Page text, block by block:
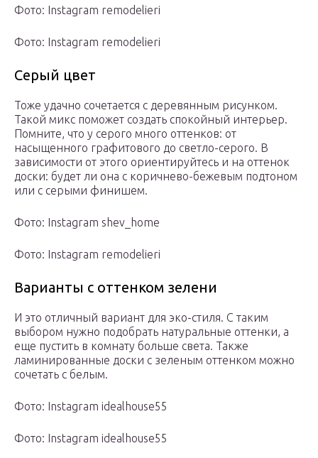
Фото: Instagram remodelieri
Фото: Instagram remodelieri
Серый цвет
Тоже удачно сочетается с деревянным рисунком.
Такой микс поможет создать спокойный интерьер.
Помните, что у серого много оттенков: от
насыщенного графитового до светло-серого. В
зависимости от этого ориентируйтесь и на оттенок
доски: будет ли она с коричнево-бежевым подтоном
или с серыми финишем.
Фото: Instagram shev_home
Фото: Instagram remodelieri
Варианты с оттенком зелени
И это отличный вариант для эко-стиля. С таким
выбором нужно подобрать натуральные оттенки, а
еще пустить в комнату больше света. Также
ламинированные доски с зеленым оттенком можно
сочетать с белым.
Фото: Instagram idealhouse55
Фото: Instagram idealhouse55